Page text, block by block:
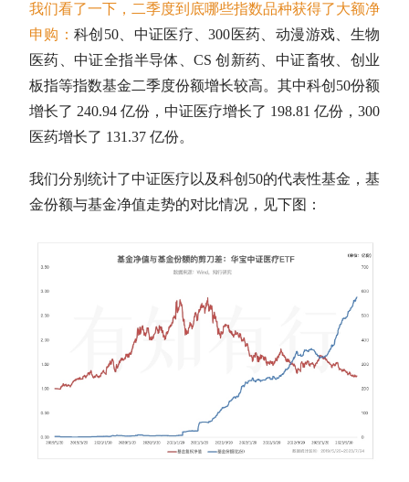
我们看了一下，二季度到底哪些指数品种获得了大额净
申购 ：科创50、中证医疗、300医药、动漫游戏、生物
医药、中证全指半导体、CS 创新药、中证畜牧、 创业
板指等指数基金二季度份额增长较高。其中科创50份额
增长了 240.94 亿份，中证医疗增长了 198.81 亿份，300
医药增长了 131.37 亿份。
我们分别统计了中证医疗以及科创50的代表性基金，基
金份额与基金净值走势的对比情况，见下图：